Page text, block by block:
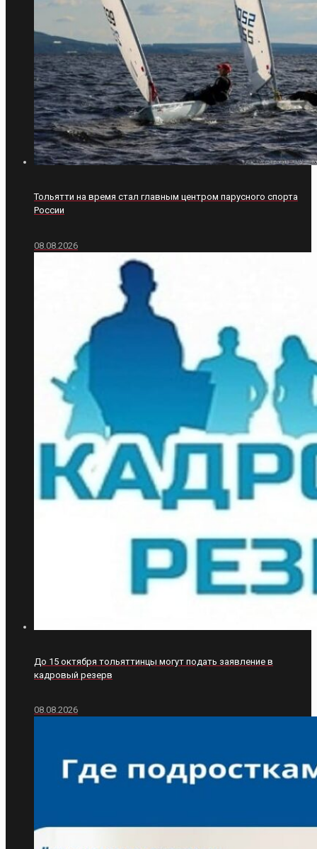
Тольятти на время стал главным центром парусного спорта
России
08.08.2026
До 15 октября тольяттинцы могут подать заявление в
кадровый резерв
08.08.2026